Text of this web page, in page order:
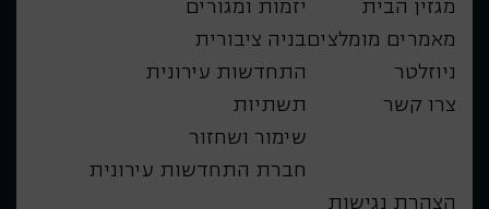
מגזין הבית
מאמרים מומלצים
ניוזלטר
צרו קשר
יזמות ומגורים
בניה ציבורית
התחדשות עירונית
תשתיות
שימור ושחזור
חברת התחדשות עירונית
הצהרת נגישות